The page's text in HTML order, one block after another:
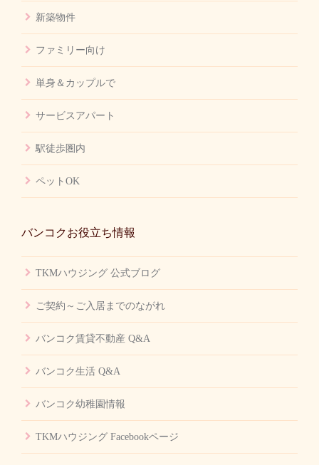
新築物件
ファミリー向け
単身＆カップルで
サービスアパート
駅徒歩圏内
ペットOK
バンコクお役立ち情報
TKMハウジング 公式ブログ
ご契約～ご入居までのながれ
バンコク賃貸不動産 Q&A
バンコク生活 Q&A
バンコク幼稚園情報
TKMハウジング Facebookページ